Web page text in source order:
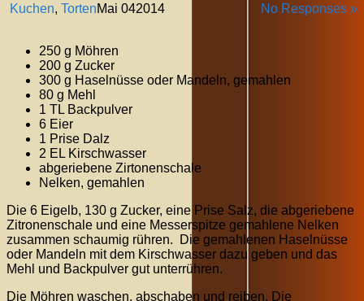
Kuchen, Torten No Responses »
Mai 042014
250 g Möhren
200 g Zucker
300 g Haselnüsse oder Mandeln, gemahlen
80 g Mehl
1 TL Backpulver
6 Eier
1 Prise Dalz
2 EL Kirschwasser
abgeriebene Zirtonenschale
Nelken, gemahlen
Die 6 Eigelb, 130 g Zucker, eine Prise Salz, die abgeriebene
Zitronenschale und eine Messerspitze gemahlene Nelken
zusammen schaumig rühren. Die gemahlenen Haselnüsse
oder Mandeln mit dem Kirschwasser dazu geben und das
Mehl und Backpulver gut unterrühren.
Die Möhren waschen, abschaben und reiben. Die